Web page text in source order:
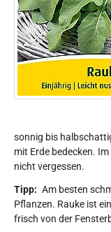
sonnig bis
mit Erde bedecken.
nicht vergessen.
Tipp: Am besten
Pflanzen. Rauke ist
frisch von der